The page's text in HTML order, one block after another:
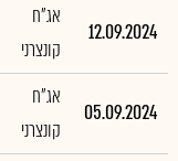
12.09.2024
אג"ח
קונצרני
05.09.2024
אג"ח
קונצרני